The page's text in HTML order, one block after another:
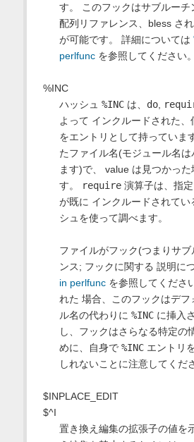
す。 このフックはサブルーチ
配列リファレンス、bless さ
が可能です。 詳細については
perlfuncを参照してください。
%INC
ハッシュ %INCは、 do,
よって インクルードされた、
をエントリとして持っていま
たファイル名(モジュール名
ます)で、 value は見つかった
す。
require演算子は、指
が既に インクルードされてい
シュを使って調べます。
ファイルがフック(つまりサ
ンス; フックに関する 説明に
in perlfuncを参照してくださ
れた 場合、このフックはデフ
ル名の代わりに %INCに挿入
し、フックはさらなる特定の
めに、自身で %INCエントリ
しれないことに注意してくだ
$INPLACE_EDIT
$^I
置き換え編集の拡張子の値を